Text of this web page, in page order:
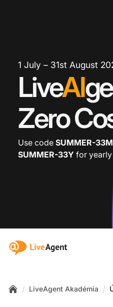
1 July – 31st August
LiveAI
Zero
Use code SUMMER-33M
SUMMER-33Y for
:site.title
/ LiveAgent Akadémia /